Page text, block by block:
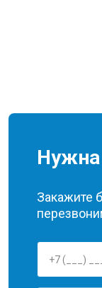
Нужна
Закажите